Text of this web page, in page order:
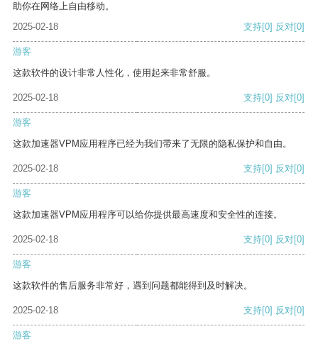
助你在网络上自由移动。
2025-02-18
支持[0] 反对[0]
游客
这款软件的设计非常人性化，使用起来非常舒服。
2025-02-18 支持[0] 反对[0]
游客
这款加速器VPM应用程序已经为我们带来了无限的隐私保护和自由。
2025-02-18 支持[0] 反对[0]
游客
这款加速器VPM应用程序可以给你提供最高速度和安全性的连接。
2025-02-18 支持[0] 反对[0]
游客
这款软件的售后服务非常好，遇到问题都能得到及时解决。
2025-02-18 支持[0] 反对[0]
游客